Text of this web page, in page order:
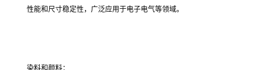
性能和尺寸稳定性，广泛应用于电子电气等领域。